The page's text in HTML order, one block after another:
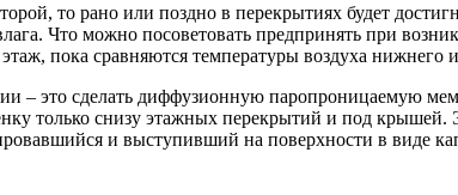
то рано или поздно в перекрытиях будет
Что можно посоветовать предпринять при
пока сравняются температуры воздуха нижнего
– это сделать диффузионную паропроницаемую
только снизу этажных перекрытий и под
и выступивший на поверхности в виде